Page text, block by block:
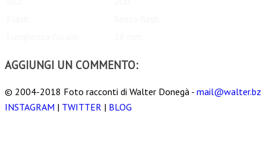
AGGIUNGI UN COMMENTO:
© 2004-2018 Foto racconti di Walter Donegà - mail@walter.bz
INSTAGRAM | TWITTER | BLOG